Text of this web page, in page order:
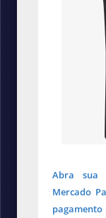
Abra sua
Mercado